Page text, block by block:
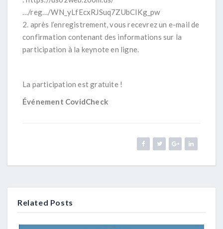
…/reg…/WN_yLfEcxRJSuq7ZUbCIKg_pw
2. après l’enregistrement, vous recevrez un e-mail de
confirmation contenant des informations sur la
participation à la keynote en ligne.
La participation est gratuite !
Événement CovidCheck
Related Posts